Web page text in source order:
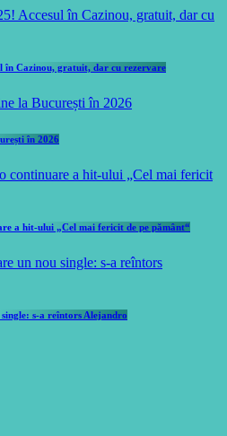
în Cazinou, gratuit, dar cu rezervare
în 2026
a hit-ului „Cel mai fericit de pe pământ“
s-a reîntors Alejandro